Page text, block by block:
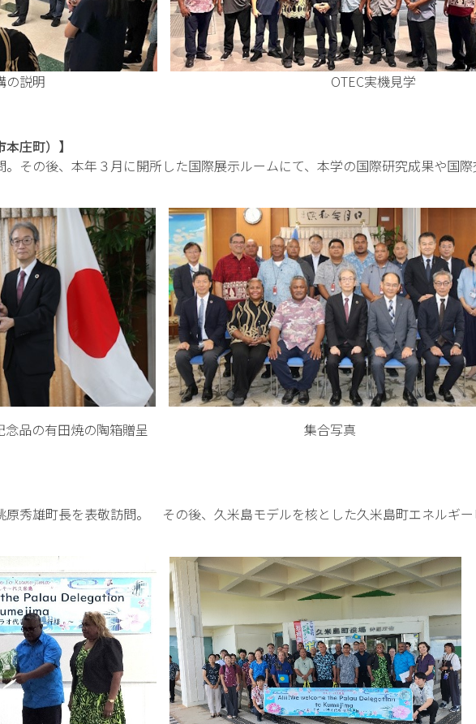
作動機構の説明 OTEC実機見学
庄町）】
その後、本年３月に開所した国際展示ルームにて、本学の国際研究成果や国際
へ記念品の有田焼の陶箱贈呈 集合写真
秀雄町長を表敬訪問。 その後、久米島モデルを核とした久米島町エネルギー